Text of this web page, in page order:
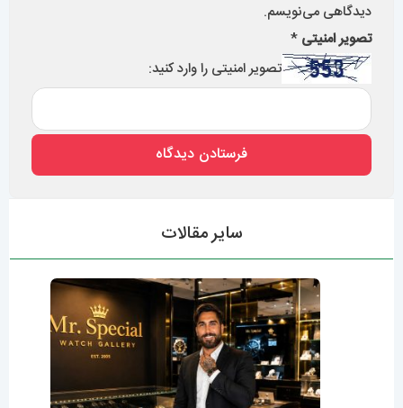
دیدگاهی می‌نویسم.
تصویر امنیتی *
تصویر امنیتی را وارد کنید:
سایر مقالات